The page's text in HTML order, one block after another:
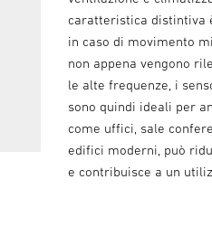
caratteristica distintiva
in caso di movimento
non appena vengono
le alte frequenze, i
sono quindi ideali per
come uffici, sale
edifici moderni, può
e contribuisce a un